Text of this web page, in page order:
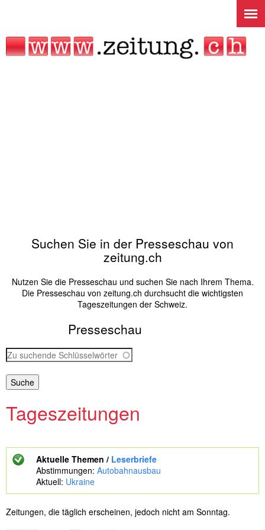
Suchen Sie in der Presseschau von
zeitung.ch
Nutzen Sie die Presseschau und suchen Sie nach Ihrem Thema.
Die Presseschau von zeitung.ch durchsucht die wichtigsten
Tageszeitungen der Schweiz.
Presseschau
Z
u
s
u
h
ü
Tageszeitungen
Aktuelle Themen / Leserbriefe
Abstimmungen: Autobahnausbau
Aktuell: Ukraine
Zeitungen, die täglich erscheinen, jedoch nicht am Sonntag.